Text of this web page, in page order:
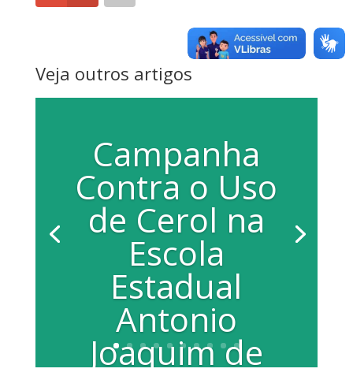
Veja outros artigos
Campanha
Contra o Uso
de Cerol na
Escola
Estadual
Antonio
Joaquim de